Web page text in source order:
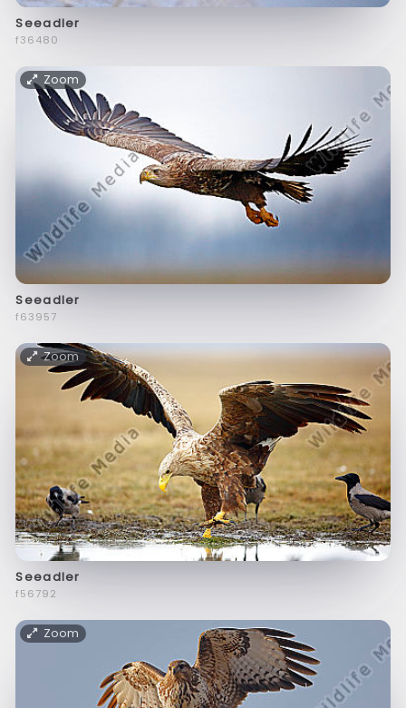
Seeadler
f36480
Zoom
Seeadler
f63957
Zoom
Seeadler
f56792
Zoom